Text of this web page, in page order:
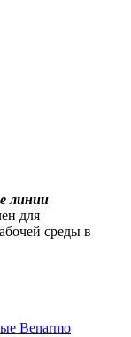
линии
для
среды в
Benarmo